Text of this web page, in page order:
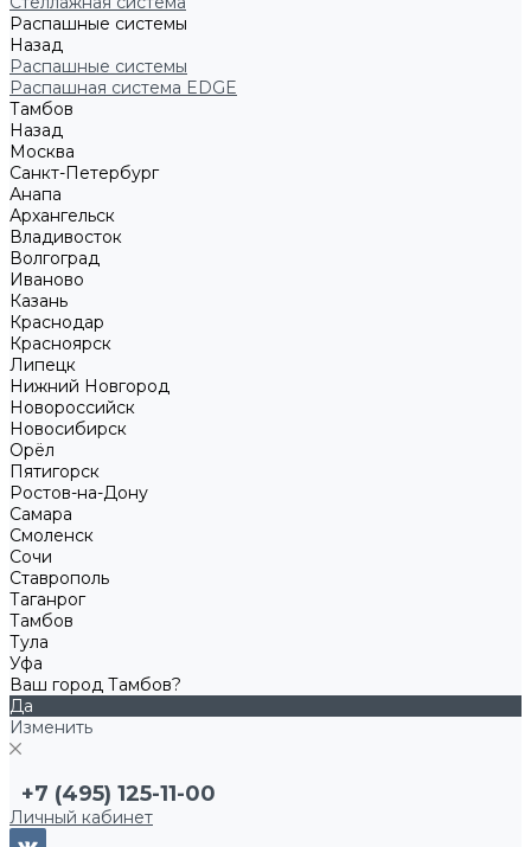
Распашные системы
Назад
Распашные системы
Распашная система EDGE
Тамбов
Назад
Москва
Санкт-Петербург
Анапа
Архангельск
Владивосток
Волгоград
Иваново
Казань
Краснодар
Красноярск
Липецк
Нижний Новгород
Новороссийск
Новосибирск
Орёл
Пятигорск
Ростов-на-Дону
Самара
Смоленск
Сочи
Ставрополь
Таганрог
Тамбов
Тула
Уфа
Ваш город Тамбов?
Да
Изменить
+7 (495) 125-11-00
Личный кабинет